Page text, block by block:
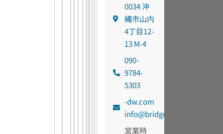
0034 沖
縄市山内
4丁目12-
13 M-4
090-
9784-
5303
moc.wd-
egdirb
@ofni
営業時